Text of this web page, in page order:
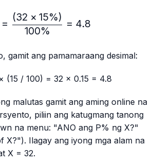
=
100%
(32 × 15%)
= 4.8
gamit ang pamamaraang desimal:
(15 / 100) = 32 × 0.15 = 4.8
malutas gamit ang aming online na
piliin ang katugmang tanong
na menu: "ANO ang P% ng X?"
X?"). Ilagay ang iyong mga alam na
X = 32.